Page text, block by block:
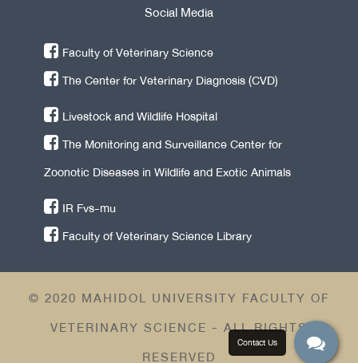
Social Media
Faculty of Veterinary Science
The Center for Veterinary Diagnosis (CVD)
Livestock and Wildlife Hospital
The Monitoring and Surveillance Center for
Zoonotic Diseases in Wildlife and Exotic Animals
IR Fvs-mu
Faculty of Veterinary Science Library
© 2020 MAHIDOL UNIVERSITY FACULTY OF
VETERINARY SCIENCE - ALL RIGHTS
RESERVED